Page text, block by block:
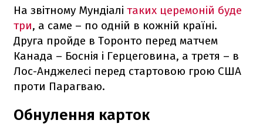
На звітному Мундіалі таких церемоній буде
три, а саме – по одній в кожній країні.
Друга пройде в Торонто перед матчем
Канада – Боснія і Герцеговина, а третя – в
Лос-Анджелесі перед стартовою грою США
проти Парагваю.
Обнулення карток